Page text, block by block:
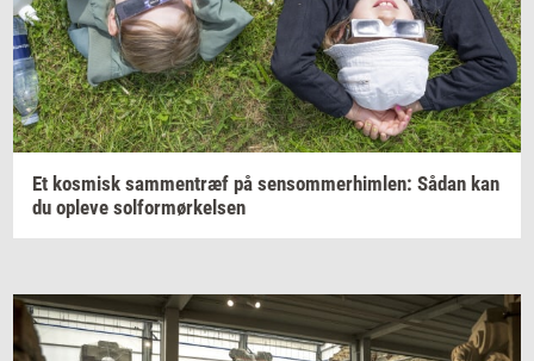
Et kos­misk sam­men­træf på sen­som­mer­him­len: Sådan kan
du op­le­ve sol­for­mør­kel­sen